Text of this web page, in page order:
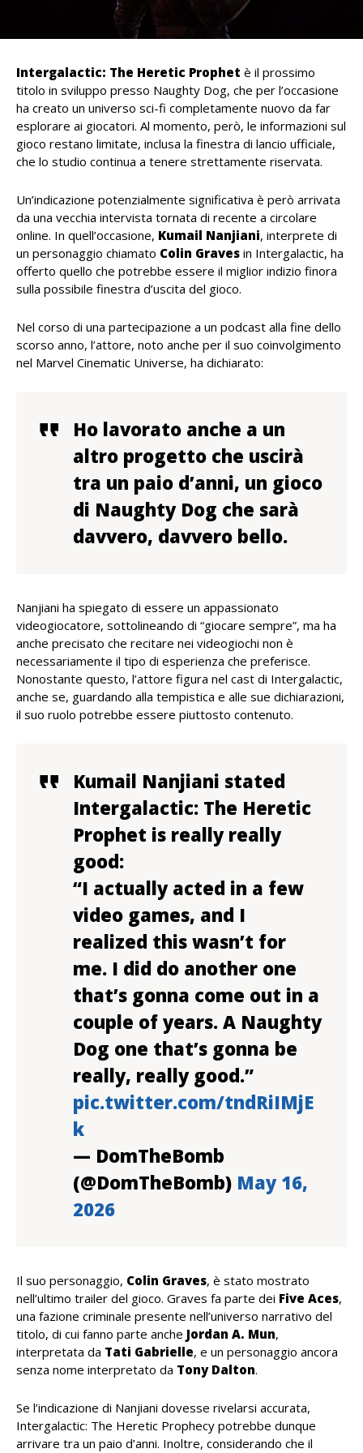
Intergalactic: The Heretic Prophet è il prossimo
titolo in sviluppo presso Naughty Dog, che per l’occasione
ha creato un universo sci-fi completamente nuovo da far
esplorare ai giocatori. Al momento, però, le informazioni sul
gioco restano limitate, inclusa la finestra di lancio ufficiale,
che lo studio continua a tenere strettamente riservata.
Un’indicazione potenzialmente significativa è però arrivata
da una vecchia intervista tornata di recente a circolare
online. In quell’occasione, Kumail Nanjiani, interprete di
un personaggio chiamato Colin Graves in Intergalactic, ha
offerto quello che potrebbe essere il miglior indizio finora
sulla possibile finestra d’uscita del gioco.
Nel corso di una partecipazione a un podcast alla fine dello
scorso anno, l’attore, noto anche per il suo coinvolgimento
nel Marvel Cinematic Universe, ha dichiarato:
Ho lavorato anche a un
altro progetto che uscirà
tra un paio d’anni, un gioco
di Naughty Dog che sarà
davvero, davvero bello.
Nanjiani ha spiegato di essere un appassionato
videogiocatore, sottolineando di “giocare sempre”, ma ha
anche precisato che recitare nei videogiochi non è
necessariamente il tipo di esperienza che preferisce.
Nonostante questo, l’attore figura nel cast di Intergalactic,
anche se, guardando alla tempistica e alle sue dichiarazioni,
il suo ruolo potrebbe essere piuttosto contenuto.
Kumail Nanjiani stated
Intergalactic: The Heretic
Prophet is really really
good:
“I actually acted in a few
video games, and I
realized this wasn’t for
me. I did do another one
that’s gonna come out in a
couple of years. A Naughty
Dog one that’s gonna be
really, really good.”
pic.twitter.com/tndRiIMjE
k
— DomTheBomb
(@DomTheBomb) May 16,
2026
Il suo personaggio, Colin Graves, è stato mostrato
nell’ultimo trailer del gioco. Graves fa parte dei Five Aces,
una fazione criminale presente nell’universo narrativo del
titolo, di cui fanno parte anche Jordan A. Mun,
interpretata da Tati Gabrielle, e un personaggio ancora
senza nome interpretato da Tony Dalton.
Se l’indicazione di Nanjiani dovesse rivelarsi accurata,
Intergalactic: The Heretic Prophecy potrebbe dunque
arrivare tra un paio d’anni. Inoltre, considerando che il